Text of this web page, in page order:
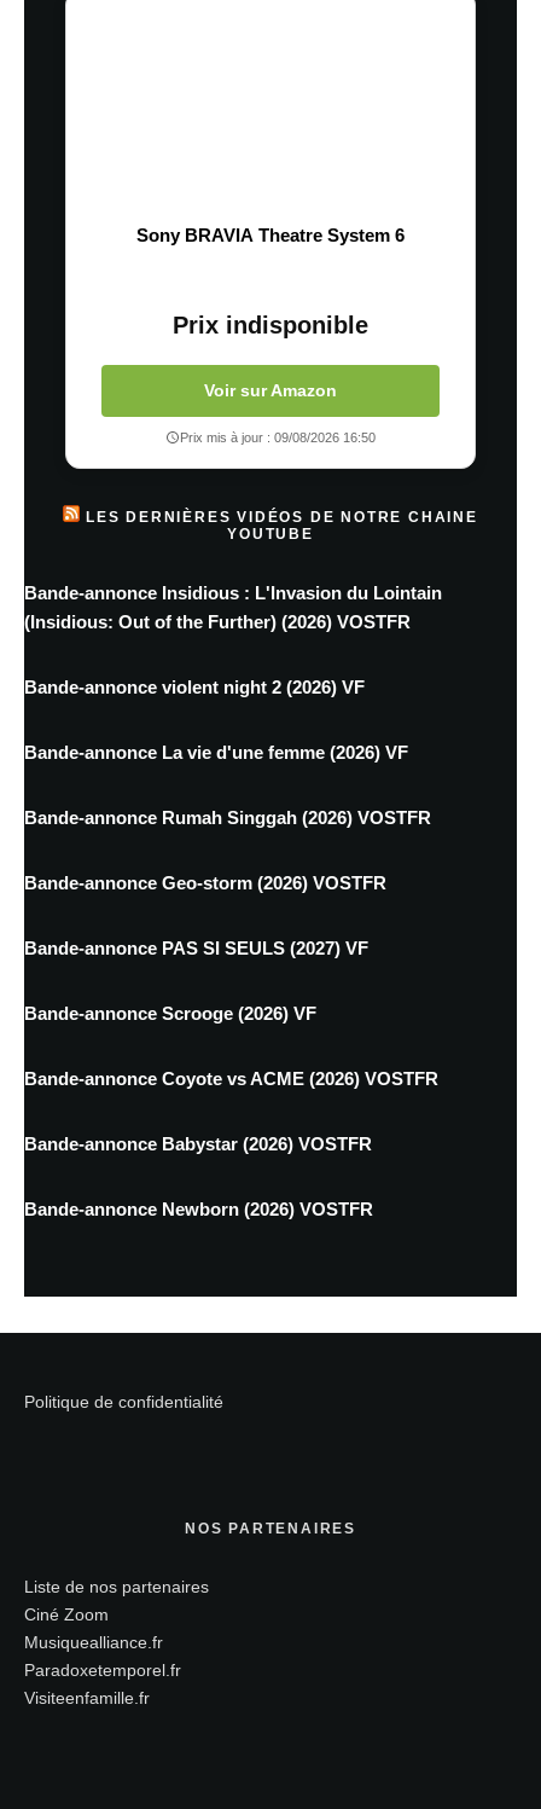
Sony BRAVIA Theatre System 6
Prix indisponible
Voir sur Amazon
Prix mis à jour : 09/08/2026 16:50
LES DERNIÈRES VIDÉOS DE NOTRE CHAINE
YOUTUBE
Bande-annonce Insidious : L'Invasion du Lointain
(Insidious: Out of the Further) (2026) VOSTFR
Bande-annonce violent night 2 (2026) VF
Bande-annonce La vie d'une femme (2026) VF
Bande-annonce Rumah Singgah (2026) VOSTFR
Bande-annonce Geo-storm (2026) VOSTFR
Bande-annonce PAS SI SEULS (2027) VF
Bande-annonce Scrooge (2026) VF
Bande-annonce Coyote vs ACME (2026) VOSTFR
Bande-annonce Babystar (2026) VOSTFR
Bande-annonce Newborn (2026) VOSTFR
Politique de confidentialité
NOS PARTENAIRES
Liste de nos partenaires
Ciné Zoom
Musiquealliance.fr
Paradoxetemporel.fr
Visiteenfamille.fr